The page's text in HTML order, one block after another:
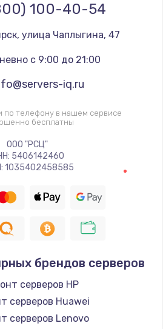
100-40-54
, улица Чаплыгина, 47
с 9:00 до 21:00
iq.ru
по телефону в нашем сервисе
бесплатны
ООО "РСЦ"
5406142460
1035402458585
брендов серверов
серверов HP
серверов Huawei
серверов Lenovo